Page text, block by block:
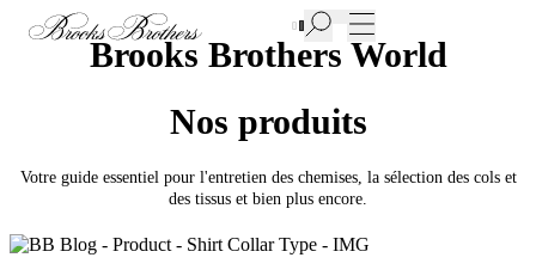
Nouvelles pièces en Soldes | Jusqu'à -50%
Brooks Brothers World
Nos produits
Votre guide essentiel pour l'entretien des chemises, la sélection des cols et
des tissus et bien plus encore.